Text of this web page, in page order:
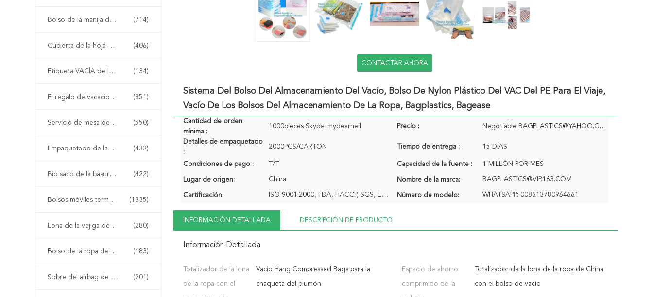
Bolso de la manija del portador del comprador (714)
Cubierta de la hoja de la película del abrigo del tubo (406)
Etiqueta VACÍA de la etiqueta engomada de la cinta (134)
El regalo de vacaciones Kraft empaqueta (851)
Servicio de mesa del vajilla de los cubiertos (550)
Empaquetado de la caja de regalo de la comida (432)
Bio saco de la basura del trazador de líneas del compartimiento (422)
Bolsos móviles termales (1335)
Lona de la vejiga de FIBC (280)
Bolso de la ropa del gancho de la suspensión (183)
Sobre del airbag de la burbuja (201)
CONTACTAR AHORA
Sistema Del Bolso Del Almacenamiento Del Vacío, Bolso De Nylon Plástico Del VAC Del PE Para El Viaje,
Vacío De Los Bolsos Del Almacenamiento De La Ropa, Bagplastics, Bagease
Cantidad de orden
mínima :
1000pieces Skype: mydearneil Precio : Negotiable BAGPLASTICS@YAHOO.COM
Detalles de empaquetado
:
2000PCS/CARTON Tiempo de entrega : 15 DÍAS
Condiciones de pago : T/T Capacidad de la fuente : 1 MILLÓN POR MES
Lugar de origen: China Nombre de la marca: BAGPLASTICS@VIP.163.COM
Certificación: ISO 9001:2000, FDA, HACCP, SGS, EN13432 Número de modelo: WHATSAPP: 008613780964661
INFORMACIÓN DETALLADA DESCRIPCIÓN DE PRODUCTO
Información Detallada
Totalizador de la lona
de la ropa con el
Vacío Hang Compressed Bags para la
chaqueta del plumón
Espacio de ahorro
comprimido de la
Totalizador de la lona de la ropa de China
con el bolso de vacío